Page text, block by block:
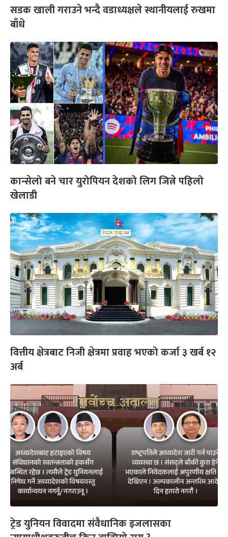
सडक खाली गराउने भन्दै वडाध्यक्षले स्थानीयलाई रुखमा
बाँधे
कान्सेलो बने चार युरोपियन देशको लिग जित्ने पहिलो
खेलाडी
वित्तीय क्षेत्रबाट निजी क्षेत्रमा प्रवाह भएको कर्जा ३ खर्ब १२
अर्ब
ट्रेड युनियन विवादमा संवैधानिक इजलासका